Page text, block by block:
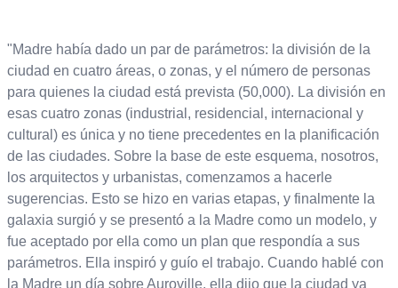
"Madre había dado un par de parámetros: la división de la
ciudad en cuatro áreas, o zonas, y el número de personas
para quienes la ciudad está prevista (50,000). La división en
esas cuatro zonas (industrial, residencial, internacional y
cultural) es única y no tiene precedentes en la planificación
de las ciudades. Sobre la base de este esquema, nosotros,
los arquitectos y urbanistas, comenzamos a hacerle
sugerencias. Esto se hizo en varias etapas, y finalmente la
galaxia surgió y se presentó a la Madre como un modelo, y
fue aceptado por ella como un plan que respondía a sus
parámetros. Ella inspiró y guío el trabajo. Cuando hablé con
la Madre un día sobre Auroville, ella dijo que la ciudad ya